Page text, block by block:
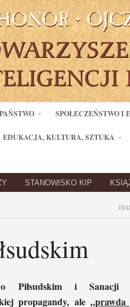
SPOŁECZEŃSTWO I
EDUKACJA, KULTURA, SZTUKA
STANOWISKO KIP
15/
o Piłsudskim i Sanacji
propagandy, ale„prawda